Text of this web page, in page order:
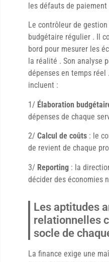
les défauts de paiement
Le contrôleur de
budgétaire régulier . Il
bord pour mesurer les
la réalité . Son analyse
dépenses en temps
incluent :
1/ Élaboration
dépenses de chaque
2/ Calcul de coûts : le
de revient de chaque
3/ Reporting : la
décider des économies
Les aptitudes
relationnelles
socle de
La finance exige une